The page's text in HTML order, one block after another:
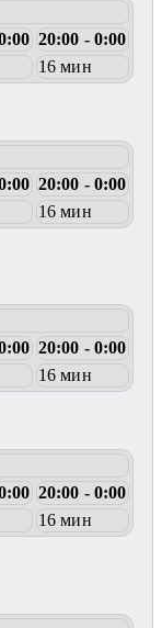
20:00 - 0:00
16 мин
20:00 - 0:00
16 мин
20:00 - 0:00
16 мин
20:00 - 0:00
16 мин